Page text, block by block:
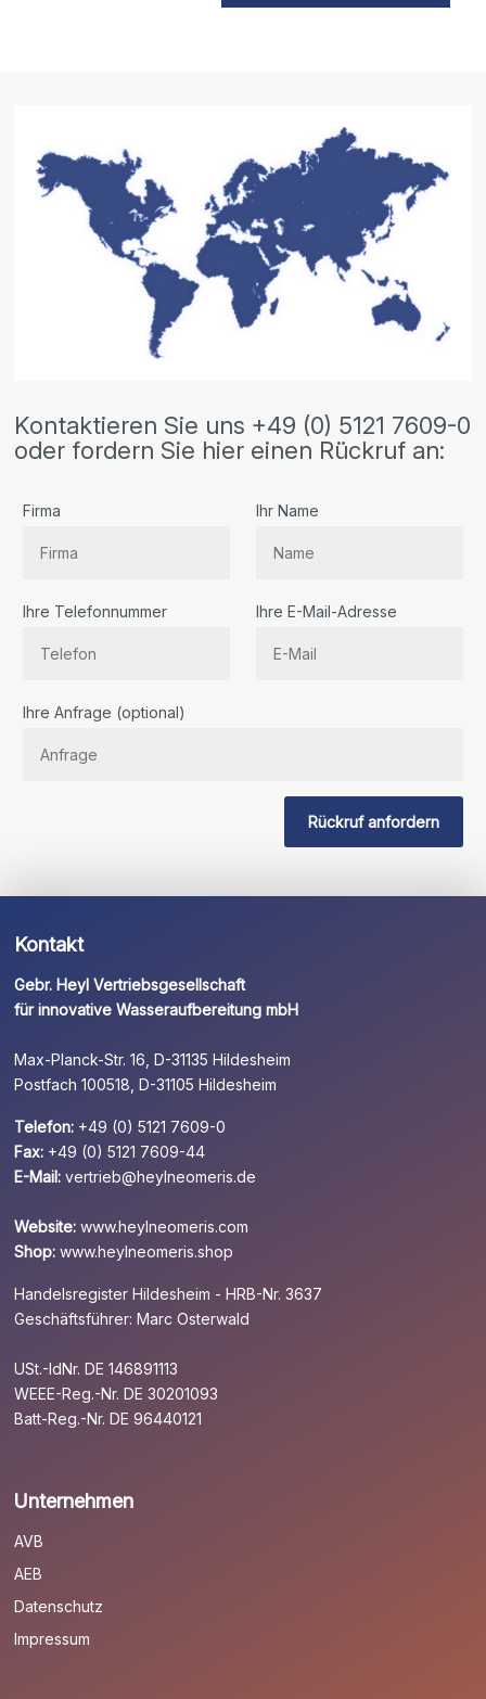
Kontaktieren Sie uns +49 (0) 5121 7609-0
oder fordern Sie hier einen Rückruf an:
Firma Ihr Name
Ihre Telefonnummer Ihre E-Mail-Adresse
Sie
Ihre Anfrage (optional)
Rückruf anfordern
Kontakt
Gebr. Heyl Vertriebsgesellschaft
für innovative Wasseraufbereitung mbH
Max-Planck-Str. 16, D-31135 Hildesheim
Postfach 100518, D-31105 Hildesheim
Telefon: +49 (0) 5121 7609-0
Fax: +49 (0) 5121 7609-44
E-Mail: vertrieb@heylneomeris.de
Website: www.heylneomeris.com
Shop: www.heylneomeris.shop
Handelsregister Hildesheim - HRB-Nr. 3637
Geschäftsführer: Marc Osterwald
USt.-IdNr. DE 146891113
WEEE-Reg.-Nr. DE 30201093
Batt-Reg.-Nr. DE 96440121
Unternehmen
AVB
AEB
Datenschutz
Impressum